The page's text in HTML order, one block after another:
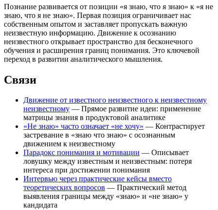
Познание развивается от позиции «я знаю, что я знаю» к «я не
знаю, что я не знаю». Первая позиция ограничивает нас
собственным опытом и заставляет пропускать важную
неизвестную информацию. Движение к осознанию
неизвестного открывает пространство для бесконечного
обучения и расширения границ понимания. Это ключевой
переход в развитии аналитического мышления.
Связи
Движение от известного неизвестного к неизвестному
неизвестному — Прямое развитие идеи: применение
матрицы знания в продуктовой аналитике
«Не знаю» часто означает «не хочу» — Контрастирует
застревание в «знаю что знаю» с осознанным
движением к неизвестному
Парадокс понимания и мотивации — Описывает
ловушку между известным и неизвестным: потеря
интереса при достижении понимания
Интервью через практические кейсы вместо
теоретических вопросов — Практический метод
выявления границы между «знаю» и «не знаю» у
кандидата